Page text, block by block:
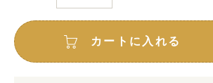
カートに入れる